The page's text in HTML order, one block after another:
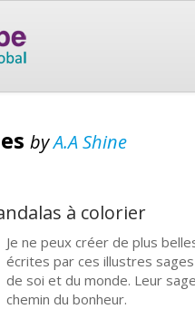
byA.A Shine
à colorier
Je ne peux créer de plus
écrites par ces illustres
de soi et du monde. Leur
chemin du bonheur.